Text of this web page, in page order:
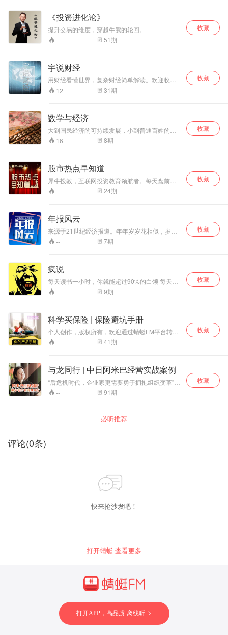
了解、不会选、拿
不住的投资痛点，
场完整解读，站在投资高手的视角，带你全面把
握其中的机遇！ 2，全面认识投资理财的详细内
涵和范围，清晰对价值、风险、收益、估值的认
识，打开财商智慧，启发投资智慧！ 3，结合自
实现财务安全和财务自由...
《投资进化论》
提升交易的维度，穿越牛熊的轮回。
--
51期
收藏
宇说财经
用财经看懂世界，复杂财经简单解读。欢迎收听
宇说财经，我是苗宇。
12 31期
收藏
数学与经济
大到国民经济的可持续发展，小到普通百姓的理
财消费，揭示了其中所蕴含的数学原理
16 8期
收藏
股市热点早知道
犀牛投教，互联网投资教育领航者。每天盘前为
您送上当天股市热点题材解读。学炒股，就上犀
牛投教。
-- 24期
收藏
年报风云
来源于21世纪经济报道。年年岁岁花相似，岁岁
年年人不同。2020年年报季的大幕于不知不觉中
拉开。2020年开年比往年任何一年都动荡多变，
-- 7期
收藏
疯说
每天读书一小时，你就能超过90%的白领 每天听
五分钟疯说，你就能超过90%的CXO
-- 9期
收藏
科学买保险 | 保险避坑手册
个人创作，版权所有，欢迎通过蜻蜓FM平台转发
音频链接，但不得通过盗录和摘编等形式使用本
人作品。基础和进阶篇讲重疾险和医疗险，高阶
港、美国和新加坡 业务范畴：企业家庭资产隔离
｜国内外保险和信托｜重疾与医疗 3年德资企业
TÜV Rheiland大中华区法务合规部专员（Legal
& Compliance Specialist）工作经验 1. 依据《中
华人民共和国著作权法》第二章《著作权》 第四
表的讲话，但作者声明不许刊登、播放的除外；
-- 41期
收藏
与龙同行 | 中日阿米巴经营实战案例
“后危机时代，企业家更需要勇于拥抱组织变革”
“企业组织的顶层设计，是战略永恒的驱动引擎”
我人生的座右铭是：“勿忘初心，回归本质；利他
2006届工商管理硕士； 曾任暨大联合会宣传部
长; 韩国Bioskin智能美肤品牌创始人； 全球智能
-- 91期
收藏
必听推荐
评论(0条)
快来抢沙发吧！
打开蜻蜓 查看更多
打开APP，高品质·离线听